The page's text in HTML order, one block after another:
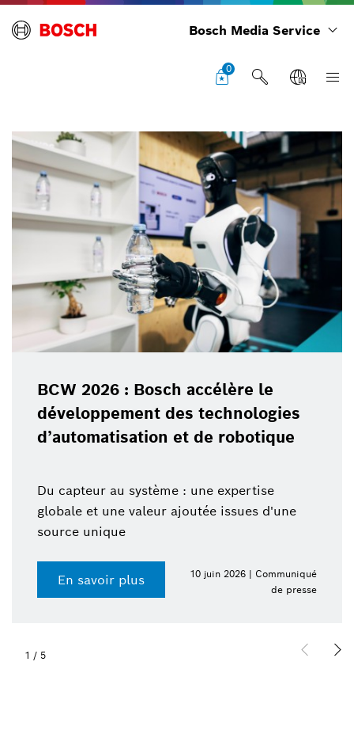
Bosch Media Service
0
BCW 2026 : Bosch accélère le
développement des technologies
d’automatisation et de robotique
Du capteur au système : une expertise
globale et une valeur ajoutée issues d'une
source unique
En savoir plus
10 juin 2026 | Communiqué
de presse
1 / 5